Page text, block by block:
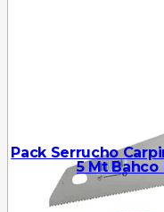
Pack Serrucho
5 Mt Bahco